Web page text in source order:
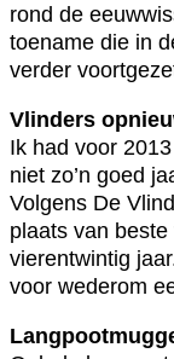
rond de
toename die in
verder
Vlinders
Ik had voor
niet zo’n goed
Volgens De
plaats van
vierentwintig
voor wederom